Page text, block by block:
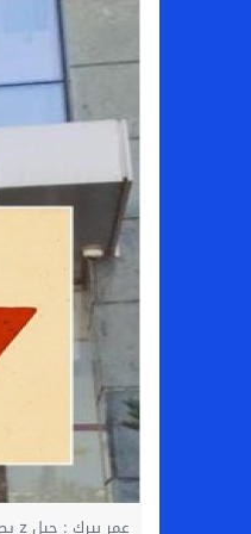
عمر بيرك : جيل z يصل الشارع المغربي... واحتجاحات تعيد أسئلة الربيع الديمقراطي الى الواجهة